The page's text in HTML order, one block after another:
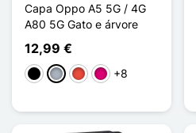
Capa Oppo A5 5G / 4G
A80 5G Gato e árvore
12,99 €
PretoCinzentoVermelho
Magenta
+8